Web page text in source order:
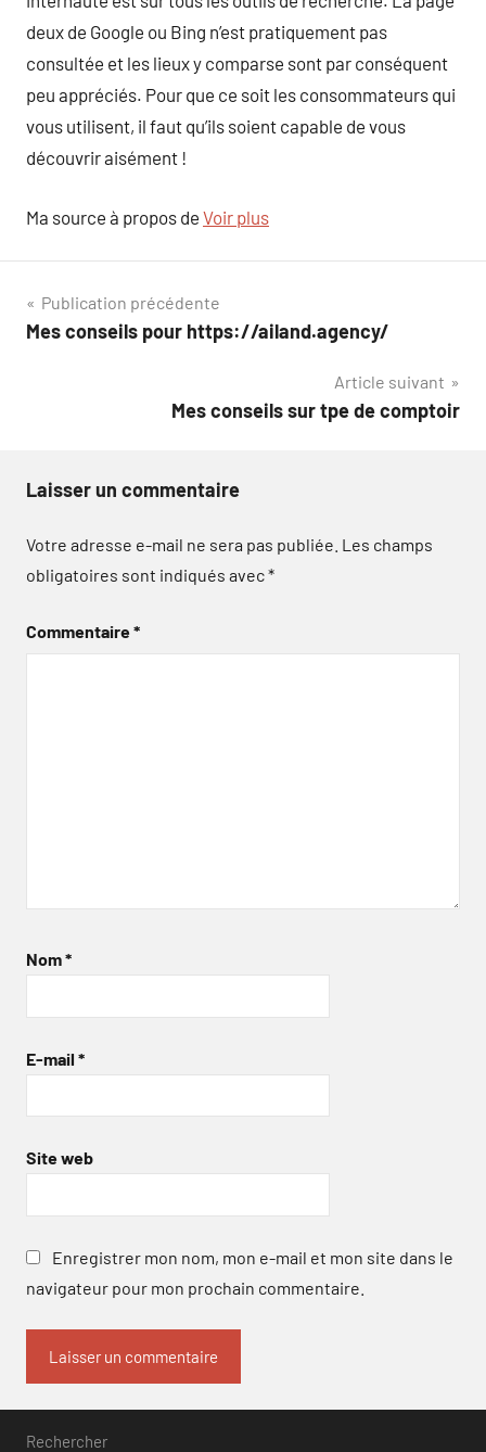
deux de Google ou Bing n’est pratiquement pas
consultée et les lieux y comparse sont par conséquent
peu appréciés. Pour que ce soit les consommateurs qui
vous utilisent, il faut qu’ils soient capable de vous
découvrir aisément !
Ma source à propos de Voir plus
Navigation
de
Publication précédente
Mes conseils pour https://ailand.agency/
Article suivant
Mes conseils sur tpe de comptoir
Laisser un commentaire
Votre adresse e-mail ne sera pas publiée. Les champs
obligatoires sont indiqués avec*
Commentaire*
Nom*
E-mail *
Site web
Enregistrer mon nom, mon e-mail et mon site dans le
navigateur pour mon prochain commentaire.
Rechercher